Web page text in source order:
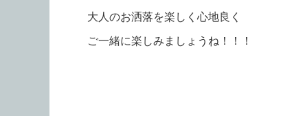
大人のお洒落を楽しく心地良く
ご一緒に楽しみましょうね！！！